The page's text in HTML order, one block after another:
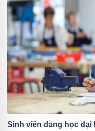
Sinh viên đang học đại